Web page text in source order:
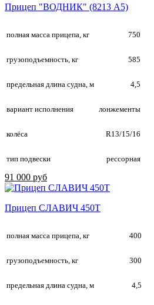
Прицеп "ВОДНИК" (8213 А5)
полная масса прицепа, кг 750
грузоподъемность, кг 585
предельная длина судна, м 4,5
вариант исполнения лонжементы
колёса R13/15/16
тип подвески рессорная
91 000 руб
Прицеп СЛАВИЧ 450Т
полная масса прицепа, кг 400
грузоподъемность, кг 300
предельная длина судна, м 4,5